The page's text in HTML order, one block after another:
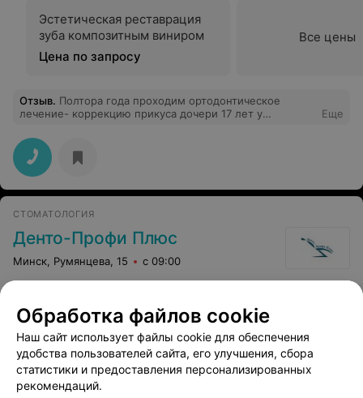
не оказывается. Стоматологи профессионалы своего
дела, но отношение в стоматологии к клиентам стало
ужасным
Эстетическая реставрация
зуба композитным виниром
Цена по запросу
Все цены
Отзыв. Полтора года проходим ортодонтическое
лечение- коррекцию прикуса дочери 17 лет у
подробным конкретным объясняем что, зачем и
почему. Оперативно, грамотно, честно - по оплате -
все адекватно, определенная в начале сумма лечения
«под ключ» не менялась, несмотря на то, что иногда
приходилось назначать дополнительные приемы, если,
потерялись расходники, или курс упал, и прочее. Я
наслаждаюсь тем, как все четко, адекватно и
грамотно. Давно не встречала специалиста в своем
деле, с которой все бы было так четко. Результат:
прекрасный, через полтора года от начала снимаем
брекеты и начинаем этап закрепления! РЕКОМЕНДУЮ!
Еще
СТОМАТОЛОГИЯ
Денто-Профи Плюс
Минск, Румянцева, 15 с 09:00
Эстетическая реставрация
зуба композитным виниром
Цена по запросу
Обработка файлов cookie
Наш сайт использует файлы cookie для обеспечения
удобства пользователей сайта, его улучшения, сбора
статистики и предоставления персонализированных
рекомендаций.